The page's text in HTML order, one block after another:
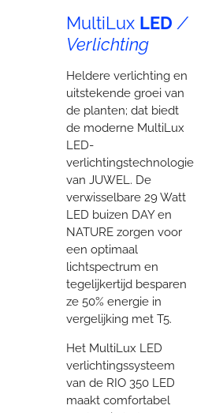
MultiLux LED /
Verlichting
Heldere verlichting en
uitstekende groei van
de planten; dat biedt
de moderne MultiLux
LED-
verlichtingstechnologie
van JUWEL. De
verwisselbare 29 Watt
LED buizen DAY en
NATURE zorgen voor
een optimaal
lichtspectrum en
tegelijkertijd besparen
ze 50% energie in
vergelijking met T5.
Het MultiLux LED
verlichtingssysteem
van de RIO 350 LED
maakt comfortabel